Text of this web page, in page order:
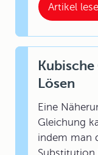
Artikel
Lösen
Eine
Gleichung
indem man